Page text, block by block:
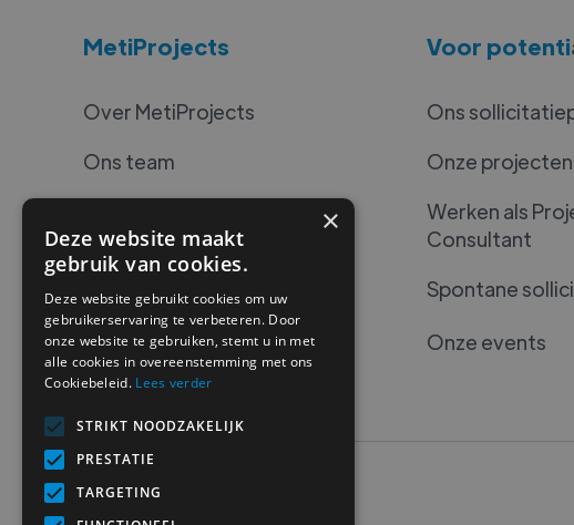
MetiProjects
Over MetiProjects
Ons team
Videozone
+32 2 801 08 95
projects@metiselect.be
Voor
Ons
Onze projecten
Werken als
Consultant
Spontane
Onze events
×
Deze website maakt
gebruik van cookies.
Deze website gebruikt cookies om uw
gebruikerservaring te verbeteren. Door
onze website te gebruiken, stemt u in met
alle cookies in overeenstemming met ons
Cookiebeleid. Lees verder
STRIKT NOODZAKELIJK
PRESTATIE
TARGETING